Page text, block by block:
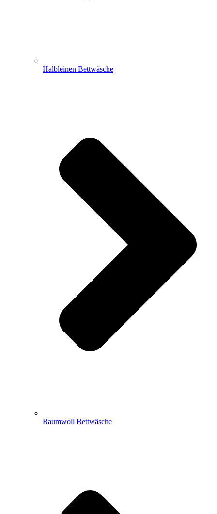
Halbleinen Bettwäsche
Baumwoll Bettwäsche